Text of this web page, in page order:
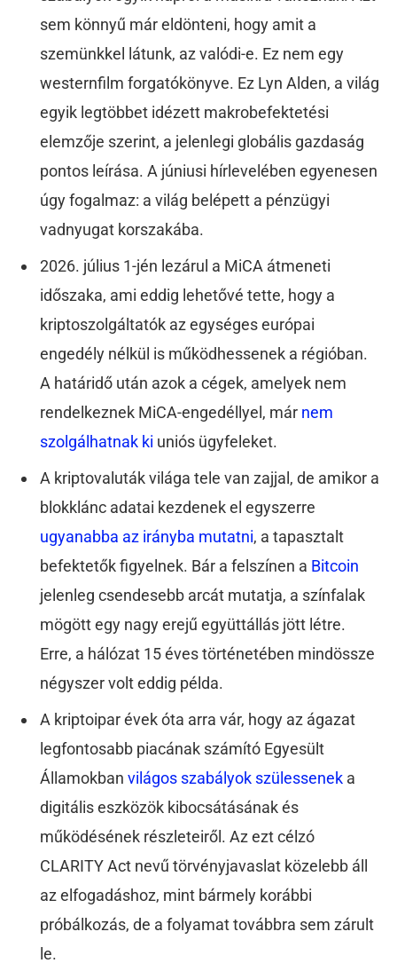
sem könnyű már eldönteni, hogy amit a
szemünkkel látunk, az valódi-e. Ez nem egy
westernfilm forgatókönyve. Ez Lyn Alden, a világ
egyik legtöbbet idézett makrobefektetési
elemzője szerint, a jelenlegi globális gazdaság
pontos leírása. A júniusi hírlevelében egyenesen
úgy fogalmaz: a világ belépett a pénzügyi
vadnyugat korszakába.
2026. július 1-jén lezárul a MiCA átmeneti
időszaka, ami eddig lehetővé tette, hogy a
kriptoszolgáltatók az egységes európai
engedély nélkül is működhessenek a régióban.
A határidő után azok a cégek, amelyek nem
rendelkeznek MiCA-engedéllyel, már nem
szolgálhatnak ki uniós ügyfeleket.
A kriptovaluták világa tele van zajjal, de amikor a
blokklánc adatai kezdenek el egyszerre
ugyanabba az irányba mutatni, a tapasztalt
befektetők figyelnek. Bár a felszínen a Bitcoin
jelenleg csendesebb arcát mutatja, a színfalak
mögött egy nagy erejű együttállás jött létre.
Erre, a hálózat 15 éves történetében mindössze
négyszer volt eddig példa.
A kriptoipar évek óta arra vár, hogy az ágazat
legfontosabb piacának számító Egyesült
Államokban világos szabályok szülessenek a
digitális eszközök kibocsátásának és
működésének részleteiről. Az ezt célzó
CLARITY Act nevű törvényjavaslat közelebb áll
az elfogadáshoz, mint bármely korábbi
próbálkozás, de a folyamat továbbra sem zárult
le.